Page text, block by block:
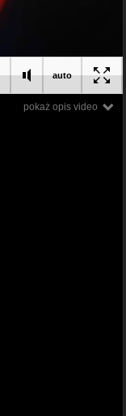
auto
pokaż opis video